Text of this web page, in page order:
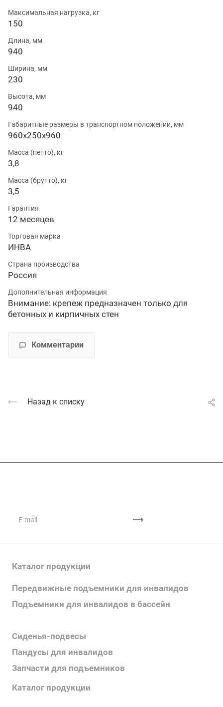
Максимальная нагрузка, кг
150
Длина, мм
940
Ширина, мм
230
Высота, мм
940
Габаритные размеры в транспортном положении, мм
960х250х960
Масса (нетто), кг
3,8
Масса (брутто), кг
3,5
Гарантия
12 месяцев
Торговая марка
ИНВА
Страна производства
Россия
Дополнительная информация
Внимание: крепеж предназначен только для
бетонных и кирпичных стен
Комментарии
Назад к списку
Каталог продукции
Передвижные подъемники для инвалидов
Подъемники для инвалидов в бассейн
Сиденья-подвесы
Пандусы для инвалидов
Запчасти для подъемников
Каталог продукции